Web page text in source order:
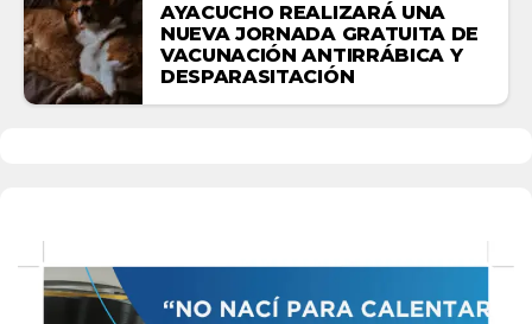
AYACUCHO REALIZARÁ UNA
NUEVA JORNADA GRATUITA DE
VACUNACIÓN ANTIRRÁBICA Y
DESPARASITACIÓN